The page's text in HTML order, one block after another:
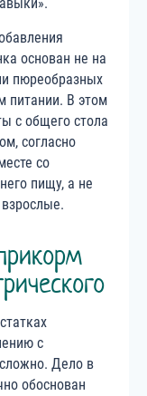
основан не на
пюреобразных
питании. В этом
с общего стола
согласно
со
пищу, а не
с
Дело в
обоснован